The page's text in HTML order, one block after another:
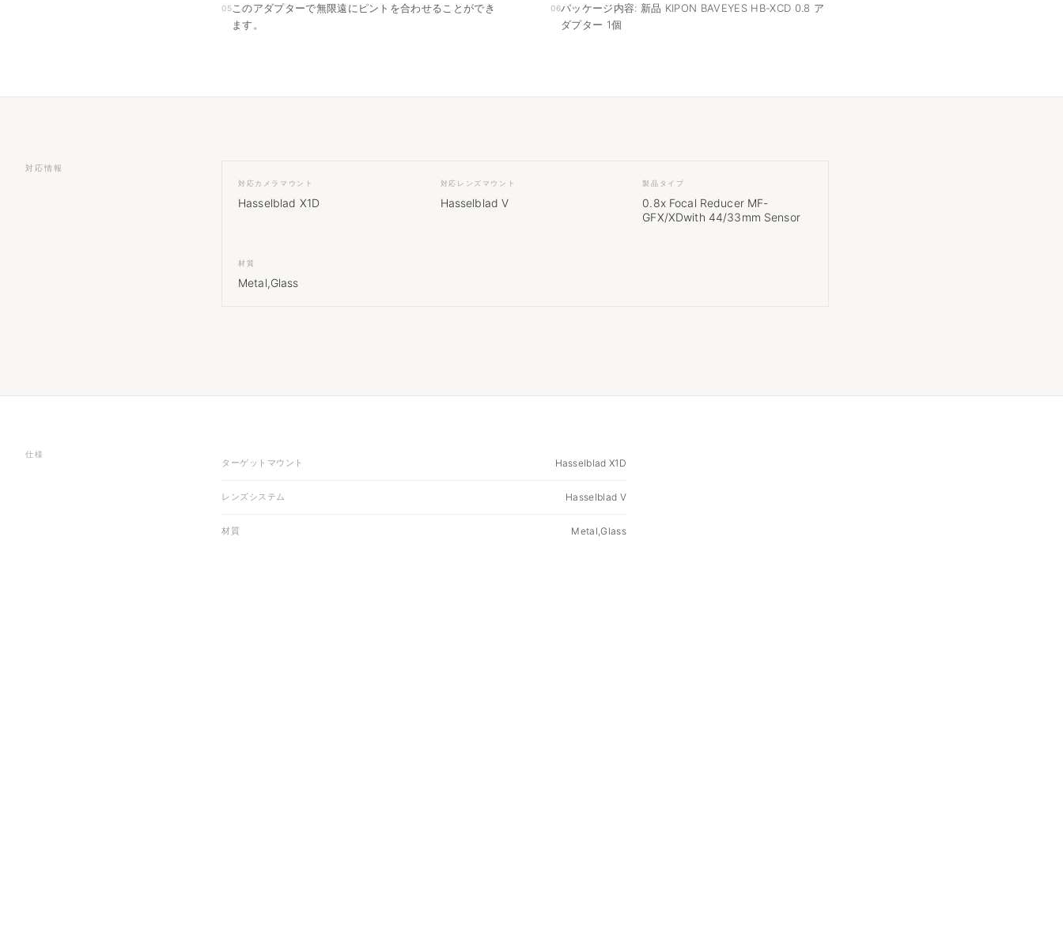
05 このアダプターで無限遠にピントを合わせることができ
ます。
06パッケージ内容: 新品 KIPON BAVEYES HB-XCD 0.8 ア
ダプター 1個
対応情報
対応カメラマウント
Hasselblad X1D
対応レンズマウント
Hasselblad V
製品タイプ
0.8x Focal Reducer MF-
GFX/XDwith 44/33mm Sensor
材質
Metal,Glass
仕様
ターゲットマウント Hasselblad X1D
レンズシステム Hasselblad V
材質 Metal,Glass